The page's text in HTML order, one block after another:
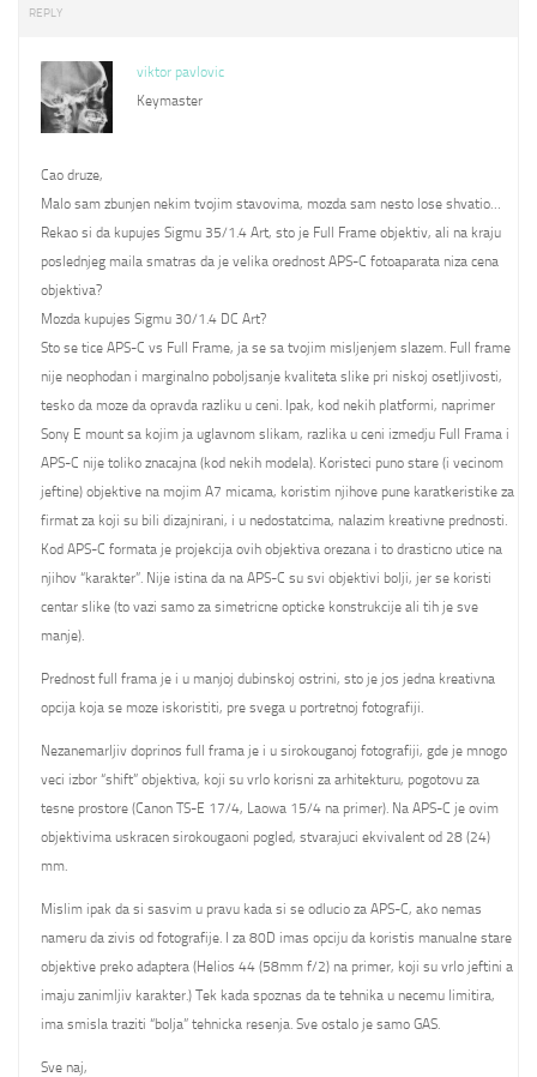
REPLY
viktor pavlovic
Keymaster
Cao druze,
Malo sam zbunjen nekim tvojim stavovima, mozda sam nesto lose shvatio…
Rekao si da kupujes Sigmu 35/1.4 Art, sto je Full Frame objektiv, ali na kraju
poslednjeg maila smatras da je velika orednost APS-C fotoaparata niza cena
objektiva?
Mozda kupujes Sigmu 30/1.4 DC Art?
Sto se tice APS-C vs Full Frame, ja se sa tvojim misljenjem slazem. Full frame
nije neophodan i marginalno poboljsanje kvaliteta slike pri niskoj osetljivosti,
tesko da moze da opravda razliku u ceni. Ipak, kod nekih platformi, naprimer
Sony E mount sa kojim ja uglavnom slikam, razlika u ceni izmedju Full Frama i
APS-C nije toliko znacajna (kod nekih modela). Koristeci puno stare (i vecinom
jeftine) objektive na mojim A7 micama, koristim njihove pune karatkeristike za
firmat za koji su bili dizajnirani, i u nedostatcima, nalazim kreativne prednosti.
Kod APS-C formata je projekcija ovih objektiva orezana i to drasticno utice na
njihov “karakter”. Nije istina da na APS-C su svi objektivi bolji, jer se koristi
centar slike (to vazi samo za simetricne opticke konstrukcije ali tih je sve
manje).
Prednost full frama je i u manjoj dubinskoj ostrini, sto je jos jedna kreativna
opcija koja se moze iskoristiti, pre svega u portretnoj fotografiji.
Nezanemarljiv doprinos full frama je i u sirokouganoj fotografiji, gde je mnogo
veci izbor “shift” objektiva, koji su vrlo korisni za arhitekturu, pogotovu za
tesne prostore (Canon TS-E 17/4, Laowa 15/4 na primer). Na APS-C je ovim
objektivima uskracen sirokougaoni pogled, stvarajuci ekvivalent od 28 (24)
mm.
Mislim ipak da si sasvim u pravu kada si se odlucio za APS-C, ako nemas
nameru da zivis od fotografije. I za 80D imas opciju da koristis manualne stare
objektive preko adaptera (Helios 44 (58mm f/2) na primer, koji su vrlo jeftini a
imaju zanimljiv karakter.) Tek kada spoznas da te tehnika u necemu limitira,
ima smisla traziti “bolja” tehnicka resenja. Sve ostalo je samo GAS.
Sve naj,